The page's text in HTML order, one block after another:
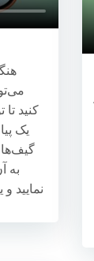
کنید
یک
به
نمایید